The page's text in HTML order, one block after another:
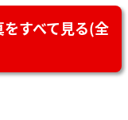
をすべて見る(全